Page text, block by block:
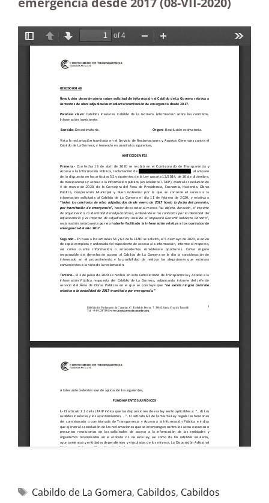
Cabildo de La Gomera, Cabildos, Cabildos